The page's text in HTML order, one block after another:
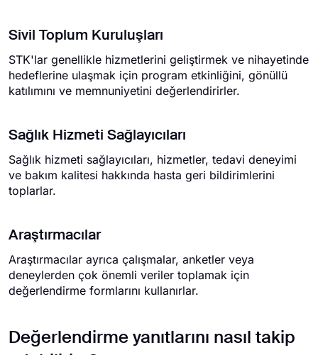
Sivil Toplum Kuruluşları
STK'lar genellikle hizmetlerini geliştirmek ve nihayetinde
hedeflerine ulaşmak için program etkinliğini, gönüllü
katılımını ve memnuniyetini değerlendirirler.
Sağlık Hizmeti Sağlayıcıları
Sağlık hizmeti sağlayıcıları, hizmetler, tedavi deneyimi
ve bakım kalitesi hakkında hasta geri bildirimlerini
toplarlar.
Araştırmacılar
Araştırmacılar ayrıca çalışmalar, anketler veya
deneylerden çok önemli veriler toplamak için
değerlendirme formlarını kullanırlar.
Değerlendirme yanıtlarını nasıl takip